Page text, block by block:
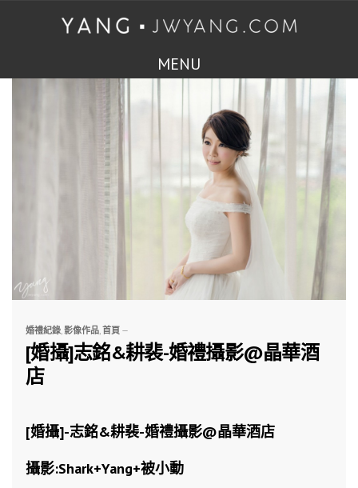
MENU
婚禮紀錄 影像作品 首頁 —
[婚攝]志銘&耕裴-婚禮攝影@晶華酒
店
[婚攝]-志銘&耕裴-婚禮攝影@晶華酒店
攝影:Shark+Yang+被小動